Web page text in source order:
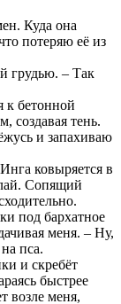
Куда она
потеряю её из
грудью. – Так
к бетонной
создавая тень.
и запахиваю
ковыряется в
лай. Сопящий
под бархатное
меня. – Ну,
пса.
и скребёт
быстрее
возле меня,